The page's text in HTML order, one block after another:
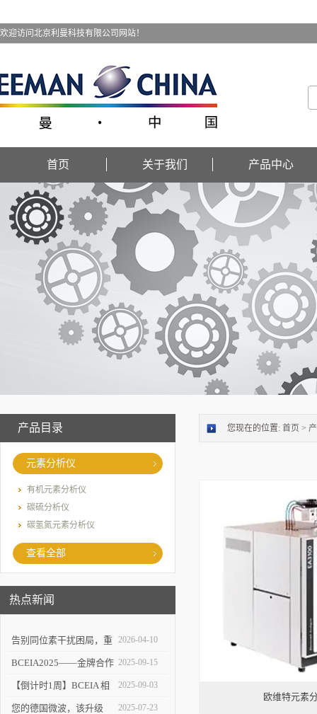
欢迎访问北京利曼科技有限公司网站！
首页 关于我们 产品中心
产品目录
元素分析仪
有机元素分析仪
碳硫分析仪
碳氢氮元素分析仪
查看全部
热点新闻
告别同位素干扰困局，重
塑 ICP-MS 分析新境界！
2026-04-10
BCEIA2025——金牌合作
伙伴的见证
2025-09-15
【倒计时1周】BCEIA 相
约利曼 不见不散 9.10-12
2025-09-03
您的德国微波，该升级 2025-07-23
您现在的位置: 首页 >
欧维特元素